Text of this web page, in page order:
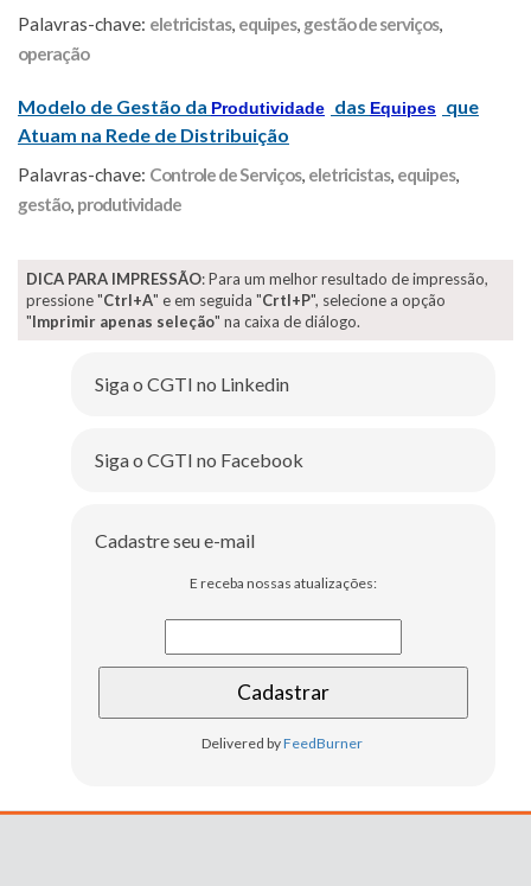
Palavras-chave: eletricistas, equipes, gestão de serviços,
operação
Modelo de Gestão da Produtividade das Equipes que
Atuam na Rede de Distribuição
Palavras-chave: Controle de Serviços, eletricistas, equipes,
gestão, produtividade
DICA PARA IMPRESSÃO: Para um melhor resultado de impressão,
pressione "Ctrl+A" e em seguida "Crtl+P", selecione a opção
"Imprimir apenas seleção" na caixa de diálogo.
Siga o CGTI no Linkedin
Siga o CGTI no Facebook
Cadastre seu e-mail
E receba nossas atualizações:
Delivered byFeedBurner